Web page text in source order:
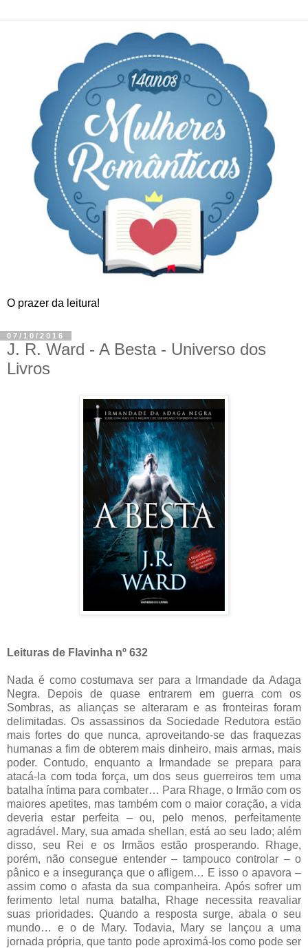
O prazer da leitura!
07/10/2016
J. R. Ward - A Besta - Universo dos
Livros
Leituras de Flavinha nº 632
Nada é como costumava ser para a Irmandade da Adaga
Negra. Depois de quase entrarem em guerra com os
Sombras, as alianças se alteraram e as fronteiras foram
delimitadas. Os assassinos da Sociedade Redutora estão
mais fortes do que nunca, aproveitando-se das fraquezas
humanas a fim de obterem mais dinheiro, mais armas, mais
poder. Contudo, enquanto a Irmandade se prepara para
atacá-la com toda força, um dos seus guerreiros tem uma
batalha íntima para combater… Para Rhage, o Irmão com os
maiores apetites, mas também com o maior coração, a vida
deveria estar perfeita – ou, pelo menos, perfeitamente
agradável. Mary, sua amada shellan, está ao seu lado; além
disso, seu Rei e os Irmãos estão prosperando. Rhage,
porém, não consegue entender – tampouco controlar – o
pânico e a insegurança que o afligem… E isso o apavora –
assim como o afasta da sua companheira. Após sofrer um
ferimento letal numa batalha, Rhage necessita reavaliar
suas prioridades. Quando a resposta surge, abala o seu
mundo… e o de Mary. Todavia, Mary se lançou a uma
jornada própria, que tanto pode aproximá-los como pode ser